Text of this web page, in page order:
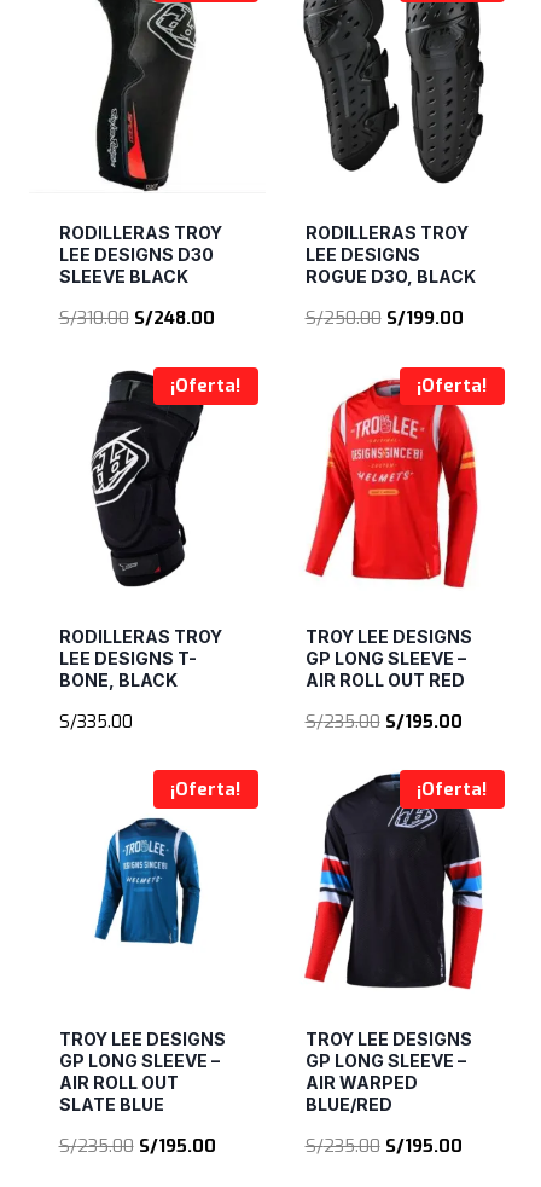
RODILLERAS TROY
LEE DESIGNS D30
SLEEVE BLACK
S/310.00 El
original
era:
S/310.00.
S/248.00El
actual
es:
RODILLERAS TROY
LEE DESIGNS
ROGUE D3O, BLACK
S/250.00 El
original
era:
S/250.00.
S/199.00El
actual
es:
S/199.00.
¡Oferta!
RODILLERAS TROY
LEE DESIGNS T-
BONE, BLACK
S/335.00
¡Oferta!
TROY LEE DESIGNS
GP LONG SLEEVE –
AIR ROLL OUT RED
S/235.00 El
original
era:
S/235.00.
S/195.00El
actual
es:
S/195.00.
¡Oferta!
TROY LEE DESIGNS
GP LONG SLEEVE –
AIR ROLL OUT
SLATE BLUE
S/235.00 El
S/195.00El
¡Oferta!
TROY LEE DESIGNS
GP LONG SLEEVE –
AIR WARPED
BLUE/RED
S/235.00 El
S/195.00El